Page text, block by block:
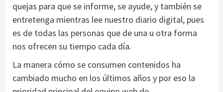
quejas para que se informe, se ayude, y también se
entretenga mientras lee nuestro diario digital, pues
es de todas las personas que de una u otra forma
nos ofrecen su tiempo cada día.
La manera cómo se consumen contenidos ha
cambiado mucho en los últimos años y por eso la